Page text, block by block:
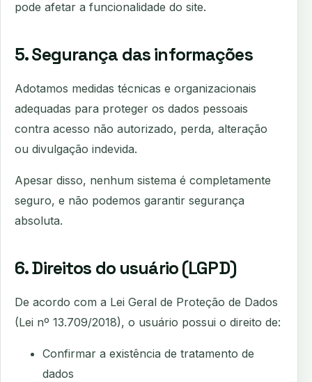
pode afetar a funcionalidade do site.
5. Segurança das informações
Adotamos medidas técnicas e organizacionais
adequadas para proteger os dados pessoais
contra acesso não autorizado, perda, alteração
ou divulgação indevida.
Apesar disso, nenhum sistema é completamente
seguro, e não podemos garantir segurança
absoluta.
6. Direitos do usuário (LGPD)
De acordo com a Lei Geral de Proteção de Dados
(Lei nº 13.709/2018), o usuário possui o direito de:
Confirmar a existência de tratamento de
dados